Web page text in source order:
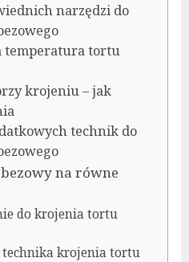
narzędzi do
temperatura tortu
krojeniu – jak
technik do
na równe
do krojenia tortu
technika krojenia tortu